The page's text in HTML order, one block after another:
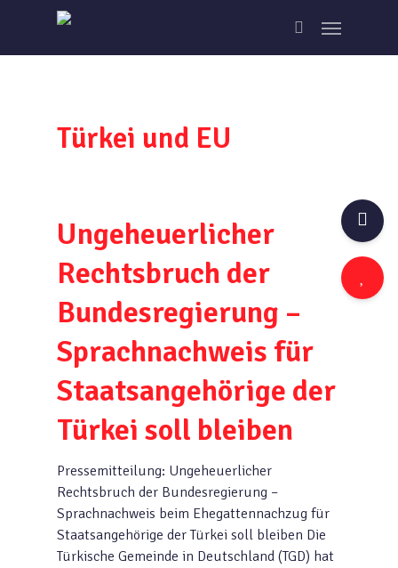
main
search
Menu
Türkei und EU
Ungeheuerlicher
Rechtsbruch der
Bundesregierung –
Sprachnachweis für
Staatsangehörige der
Türkei soll bleiben
Pressemitteilung: Ungeheuerlicher
Rechtsbruch der Bundesregierung –
Sprachnachweis beim Ehegattennachzug für
Staatsangehörige der Türkei soll bleiben Die
Türkische Gemeinde in Deutschland (TGD) hat